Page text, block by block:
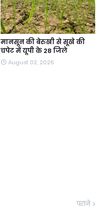
मानसून की बेरुखी से सूखे की
चपेट में यूपी के 28 जिले
August 02, 2026
पुराने